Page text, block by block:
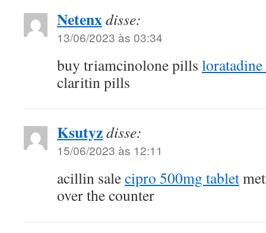
Netenxdisse:
13/06/2023 às 03:34
buy triamcinolone pills
claritin pills
Ksutyzdisse:
15/06/2023 às 12:11
acillin salecipro 500mg tablet
over the counter